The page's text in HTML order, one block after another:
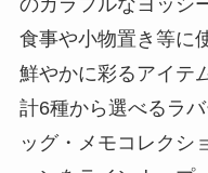
のカラフルなヨッシ
食事や小物置き等に
鮮やかに彩るアイテ
計6種から選べるラ
ッグ・メモコレクシ